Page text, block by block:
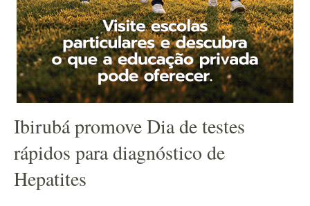
Ibirubá promove Dia de testes
rápidos para diagnóstico de
Hepatites